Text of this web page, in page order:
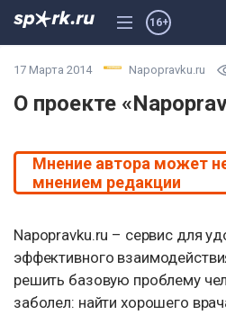
16+
17 Марта 2014 Napopravku.ru
О проекте
Мнение автора может
мнением редакции
Napopravku.ru – сервис для
эффективного
решить базовую проблему
заболел: найти хорошего